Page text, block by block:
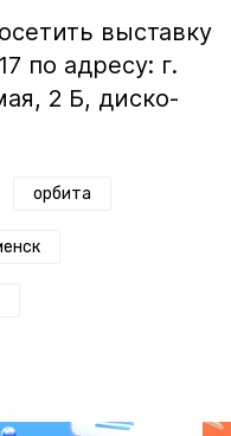
выставку
по адресу: г.
2 Б, диско-
орбита